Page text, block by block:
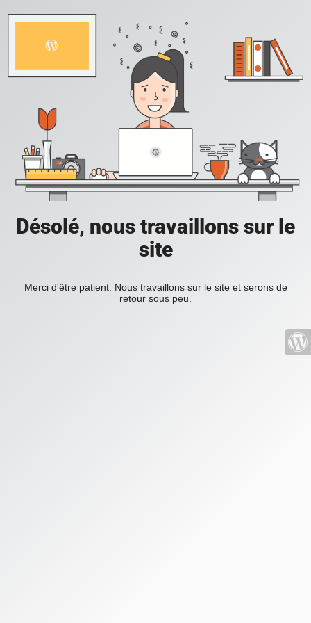
Désolé, nous travaillons sur le
site
Merci d'être patient. Nous travaillons sur le site et serons de
retour sous peu.